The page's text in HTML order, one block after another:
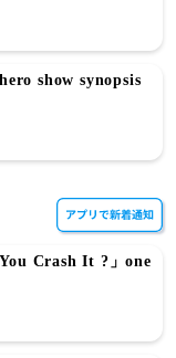
show synopsis
Crash It ?」one